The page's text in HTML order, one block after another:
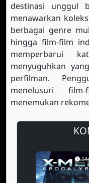
destinasi unggul
menawarkan
berbagai genre
hingga film-film
memperbarui
menyuguhkan
perfilman.
menelusuri
menemukan